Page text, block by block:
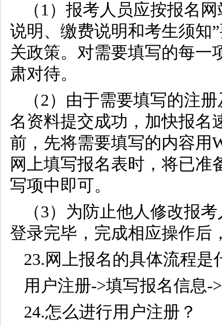
（1）报考人员应按报名
说明、缴费说明和考生须知
关政策。对需要填写的每一
肃对待。
（2）由于需要填写的注
名资料提交成功，加快报名
前，先将需要填写的内容用
网上填写报名表时，将已准
写项中即可。
（3）为防止他人修改报
登录完毕，完成相应操作后
23.网上报名的具体流程是
用户注册->填写报名信息-
24.怎么进行用户注册？